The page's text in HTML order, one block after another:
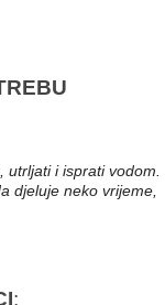
utrljati i isprati vodom.
djeluje neko vrijeme,
: